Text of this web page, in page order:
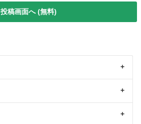
投稿画面へ (無料)